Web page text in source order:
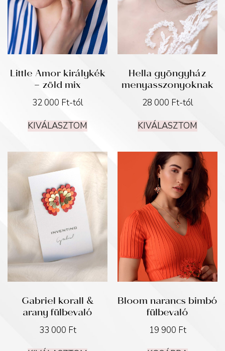
Little Amor királykék
– zöld mix
32 000 Ft-tól
KIVÁLASZTOM
Hella gyöngyház
menyasszonyoknak
28 000 Ft-tól
KIVÁLASZTOM
Gabriel korall &
arany fülbevaló
33 000 Ft
Bloom narancs bimbó
fülbevaló
19 900 Ft